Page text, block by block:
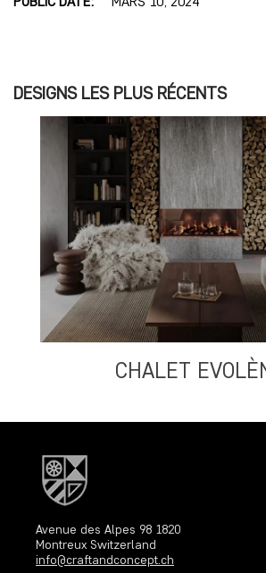
DESIGNS LES PLUS RÉCENTS
CHALET
Avenue des Alpes 98 1820
Montreux Switzerland
info@craftandconcept.ch